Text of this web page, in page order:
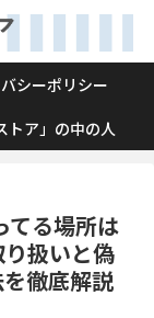
シーポリシー
トア」の中の人
てる場所は
扱いと偽
徹底解説